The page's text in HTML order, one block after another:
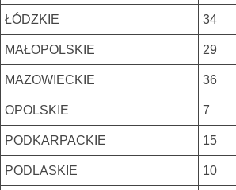
ŁÓDZKIE 34
MAŁOPOLSKIE 29
MAZOWIECKIE 36
OPOLSKIE 7
PODKARPACKIE 15
PODLASKIE 10